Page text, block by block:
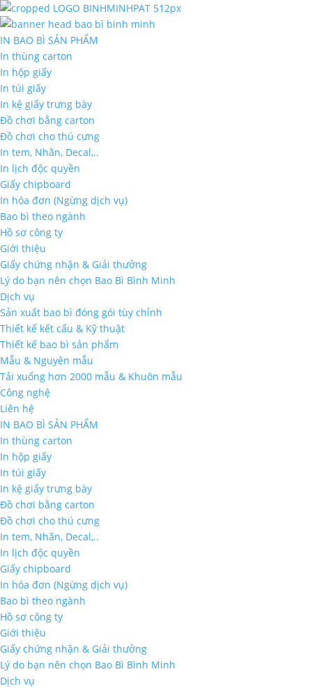
IN BAO BÌ SẢN PHẨM
In thùng carton
In hộp giấy
In túi giấy
In kệ giấy trưng bày
Đồ chơi bằng carton
Đồ chơi cho thú cưng
In tem, Nhãn, Decal,..
In lịch độc quyền
Giấy chipboard
In hóa đơn (Ngừng dịch vụ)
Bao bì theo ngành
Hồ sơ công ty
Giới thiệu
Giấy chứng nhận & Giải thưởng
Lý do bạn nên chọn Bao Bì Bình Minh
Dịch vụ
Sản xuất bao bì đóng gói tùy chỉnh
Thiết kế kết cấu & Kỹ thuật
Thiết kế bao bì sản phẩm
Mẫu & Nguyên mẫu
Tải xuống hơn 2000 mẫu & Khuôn mẫu
Công nghệ
Liên hệ
IN BAO BÌ SẢN PHẨM
In thùng carton
In hộp giấy
In túi giấy
In kệ giấy trưng bày
Đồ chơi bằng carton
Đồ chơi cho thú cưng
In tem, Nhãn, Decal,..
In lịch độc quyền
Giấy chipboard
In hóa đơn (Ngừng dịch vụ)
Bao bì theo ngành
Hồ sơ công ty
Giới thiệu
Giấy chứng nhận & Giải thưởng
Lý do bạn nên chọn Bao Bì Bình Minh
Dịch vụ